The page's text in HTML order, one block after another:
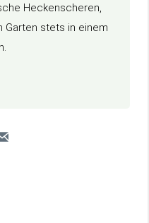
Heckenscheren,
Garten stets in einem